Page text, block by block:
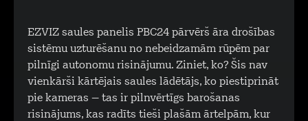
EZVIZ saules panelis PBC24 pārvērš āra drošības
sistēmu uzturēšanu no nebeidzamām rūpēm par
pilnīgi autonomu risinājumu. Ziniet, ko? Šis nav
vienkārši kārtējais saules lādētājs, ko piestiprināt
pie kameras – tas ir pilnvērtīgs barošanas
risinājums, kas radīts tieši plašām ārtelpām, kur